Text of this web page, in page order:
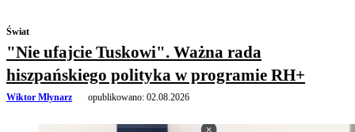
Świat
"Nie ufajcie Tuskowi". Ważna rada
hiszpańskiego polityka w programie RH+
Wiktor Młynarz opublikowano: 02.08.2026